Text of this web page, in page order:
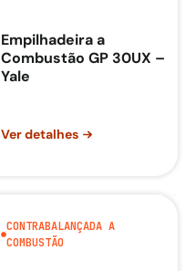
Empilhadeira a
Combustão GP 30UX –
Yale
Ver detalhes
CONTRABALANÇADA A
COMBUSTÃO